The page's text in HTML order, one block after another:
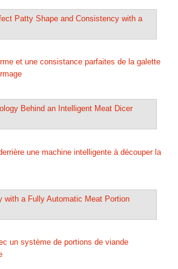
et une consistance parfaites de la galette
une machine intelligente à découper la
un système de portions de viande